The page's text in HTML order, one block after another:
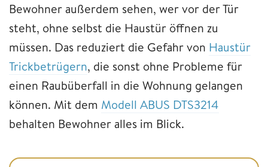
Bewohner außerdem sehen, wer vor der Tür
steht, ohne selbst die Haustür öffnen zu
müssen. Das reduziert die Gefahr von Haustür
Trickbetrügern, die sonst ohne Probleme für
einen Raubüberfall in die Wohnung gelangen
können. Mit dem Modell ABUS DTS3214
behalten Bewohner alles im Blick.